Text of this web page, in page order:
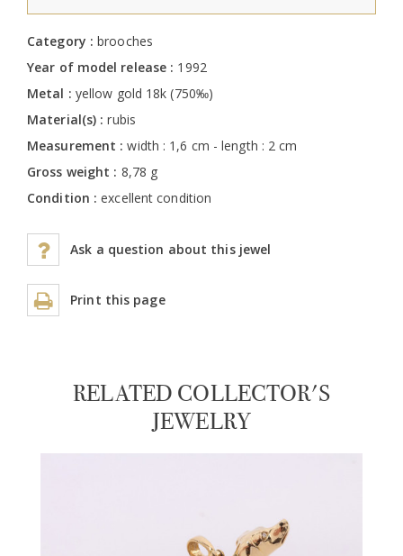
Category :brooches
Year of model release : 1992
Metal : yellow gold 18k (750‰)
Material(s) :rubis
Measurement :width : 1,6 cm - length : 2 cm
Gross weight : 8,78 g
Condition :excellent condition
Ask a question about this jewel
Print this page
RELATED COLLECTOR'S
JEWELRY